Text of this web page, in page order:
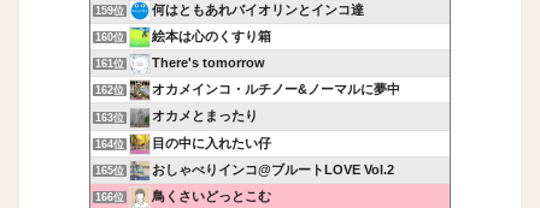
159位 何はともあれバイオリンとインコ達
160位 絵本は心のくすり箱
161位 There's tomorrow
162位 オカメインコ・ルチノー&ノーマルに夢中
163位 オカメとまったり
164位 目の中に入れたい仔
165位 おしゃべりインコ@ブルートLOVE Vol.2
166位 鳥くさいどっとこむ